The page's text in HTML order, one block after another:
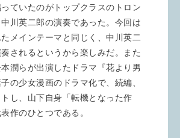
ていたのがトップクラスのトロン
川英二郎の演奏であった。今回は
メインテーマと同じく、中川英二
されるというから楽しみだ。また
潤らが出演したドラマ『花より男
の少女漫画のドラマ化で、続編、
し、山下自身「転機となった作
作のひとつである。